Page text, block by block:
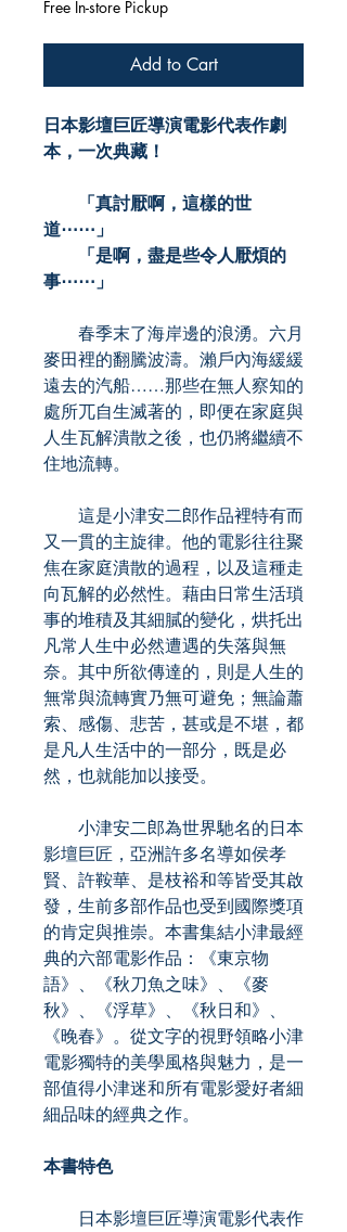
Free In-store Pickup
Add to Cart
日本影壇巨匠導演電影代表作劇
本，一次典藏！
「真討厭啊，這樣的世
道⋯⋯」
「是啊，盡是些令人厭煩的
事⋯⋯」
春季末了海岸邊的浪湧。六月
麥田裡的翻騰波濤。瀨戶內海緩緩
遠去的汽船……那些在無人察知的
處所兀自生滅著的，即便在家庭與
人生瓦解潰散之後，也仍將繼續不
住地流轉。
這是小津安二郎作品裡特有而
又一貫的主旋律。他的電影往往聚
焦在家庭潰散的過程，以及這種走
向瓦解的必然性。藉由日常生活瑣
事的堆積及其細膩的變化，烘托出
凡常人生中必然遭遇的失落與無
奈。其中所欲傳達的，則是人生的
無常與流轉實乃無可避免；無論蕭
索、感傷、悲苦，甚或是不堪，都
是凡人生活中的一部分，既是必
然，也就能加以接受。
小津安二郎為世界馳名的日本
影壇巨匠，亞洲許多名導如侯孝
賢、許鞍華、是枝裕和等皆受其啟
發，生前多部作品也受到國際獎項
的肯定與推崇。本書集結小津最經
典的六部電影作品：《東京物
語》、《秋刀魚之味》、《麥
秋》、《浮草》、《秋日和》、
《晚春》。從文字的視野領略小津
電影獨特的美學風格與魅力，是一
部值得小津迷和所有電影愛好者細
細品味的經典之作。
本書特色
日本影壇巨匠導演電影代表作